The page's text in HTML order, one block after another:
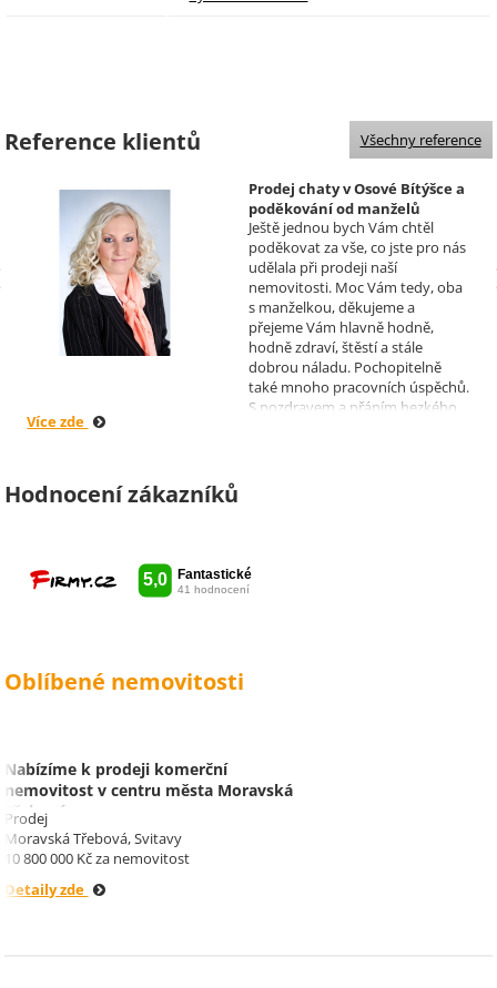
Reference klientů
Prodej chaty v Osové Bítýšce a
poděkování od manželů
Kovandových
Realizoval makléř: Sylva
Čadová
Ještě jednou bych Vám chtěl
poděkovat za vše, co jste pro nás
udělala při prodeji naší
nemovitosti. Moc Vám tedy, oba
s manželkou, děkujeme a
přejeme Vám hlavně hodně,
hodně zdraví, štěstí a stále
dobrou náladu. Pochopitelně
také mnoho pracovních úspěchů.
S pozdravem a přáním hezkého
Více zde
Všechny reference
Hodnocení zákazníků
Oblíbené nemovitosti
Nabízíme k prodeji komerční
nemovitost v centru města Moravská
Třebová.
Prodej
Moravská Třebová, Svitavy
10 800 000 Kč za nemovitost
Detaily zde